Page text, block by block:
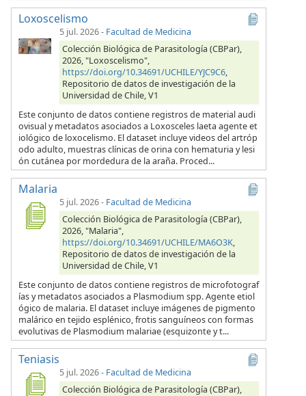
Loxoscelismo
5 jul. 2026- Facultad de Medicina
Colección Biológica de Parasitología (CBPar),
2026, "Loxoscelismo",
https://doi.org/10.34691/UCHILE/YJC9C6,
Repositorio de datos de investigación de la
Universidad de Chile, V1
Este conjunto de datos contiene registros de material audi
ovisual y metadatos asociados a Loxosceles laeta agente et
iológico de loxocelismo. El dataset incluye videos del artróp
odo adulto, muestras clínicas de orina con hematuria y lesi
ón cutánea por mordedura de la araña. Proced...
Malaria
5 jul. 2026- Facultad de Medicina
Colección Biológica de Parasitología (CBPar),
2026, "Malaria",
https://doi.org/10.34691/UCHILE/MA6O3K,
Repositorio de datos de investigación de la
Universidad de Chile, V1
Este conjunto de datos contiene registros de microfotograf
ías y metadatos asociados a Plasmodium spp. Agente etiol
ógico de malaria. El dataset incluye imágenes de pigmento
malárico en tejido esplénico, frotis sanguíneos con formas
evolutivas de Plasmodium malariae (esquizonte y t...
Teniasis
5 jul. 2026- Facultad de Medicina
Colección Biológica de Parasitología (CBPar),